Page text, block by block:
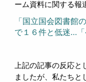
ーム資料に関する報
「国立国会図書館
で１６件と低迷…「
上記の記事の反応と
ましたが、私たちと